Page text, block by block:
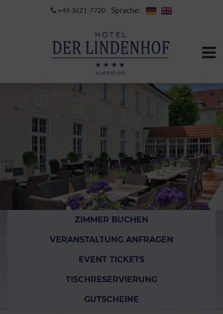
+49 3621-7720 Sprache:
ZIMMER BUCHEN
VERANSTALTUNG ANFRAGEN
EVENT TICKETS
TISCHRESERVIERUNG
GUTSCHEINE